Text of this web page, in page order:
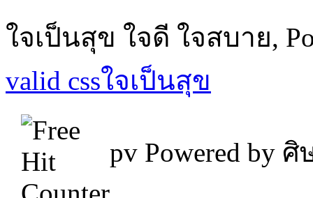
ใจเป็นสุข ใจดี ใจสบาย,
valid cssใจเป็นสุข
pv Powered by ศิ